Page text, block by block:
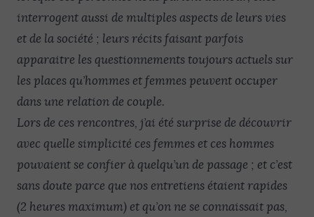
interrogent aussi de multiples aspects de leurs vies
et de la société ; leurs récits faisant parfois
apparaitre les questionnements toujours actuels sur
les places qu’hommes et femmes peuvent occuper
dans une relation de couple.
Lors de ces rencontres, j’ai été surprise de découvrir
avec quelle simplicité ces femmes et ces hommes
pouvaient se confier à quelqu’un de passage ; et c’est
sans doute parce que nos entretiens étaient rapides
(2 heures maximum) et qu’on ne se connaissait pas,